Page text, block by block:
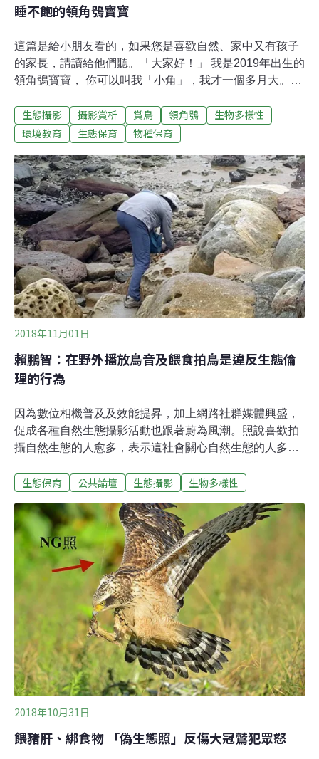
睡不飽的領角鴞寶寶
這篇是給小朋友看的，如果您是喜歡自然、家中又有孩子
的家長，請讀給他們聽。「大家好！」 我是2019年出生的
領角鴞寶寶， 你可以叫我「小角」，我才一個多月大。我
我都有哥哥姐姐誔生在這， 我的家很不錯，有許多大樹，
食物也不少， 不過有個困擾，就是每天都睡不好。你知道
的時候， 我正在吃飯、玩遊戲， 你們白天去上課的時候
呀， 就是我呼呼大睡的時候。不過，在我睡覺的時候， 總
是會有好多人來到樹下， 說是喜歡我，要拍我。擠成一團
擋住步道就算了， 一下大媽說我：「眼睛怎不睜開」 一下
大爺說：「我們一起拍手叫牠起床」 站後面的阿伯拿起手
機放了「呼呼」的叫聲⋯⋯ 另一個大叔直接用手搖樹，要
叫醒我⋯⋯我很想大叫「我─要─睡─覺！」 晚上我也得起
床上學呀！各位小朋友， 你一定也不希望在半夜睡覺時，
被叫起
生態攝影 攝影賞析 賞鳥 領角鴞
生物多樣性
環境教育
生態保育 物種保育
2018年11月01日
賴鵬智：在野外播放鳥音及餵食拍鳥是違反生態倫
理的行為
因為數位相機普及及效能提昇，加上網路社群媒體興盛，
促成各種自然生態攝影活動也跟著蔚為風潮。照說喜歡拍
攝自然生態的人愈多，表示這社會關心自然生態的人多起
或百來支攝影大小砲近距離拍攝目標鳥種，對目標鳥類就
除草斷枝顯現棲地（或巢位）或特意營造鳥兒棲立位置，
再以野外不會出現的麵包蟲引誘站立，都只為了攝得目標
鳥種與漂亮畫面。這些行為都是讓鳥兒在「非自然」的狀
態下入鏡，甚至曾經有鳥兒因為吃誘餌連釘著誘餌的珠針
都吞下而致死，無論情節輕重，都是違反了生態倫理！
「生態倫理」是什麼？直白的說，就是在自然環境中「什
麼事情可做」與「什麼事情不可做」。位於台灣北海岸的
野柳地質公園，是個突出沿岸的岬角，當東北季風吹起，
搭著風勢從北方飛千百公里遠到南方度冬的鳥，無論牠是
過境或是就要留在台灣，很多在進入台灣領空時，最先看
到
生態保育 公共論壇 生態攝影 生物多樣性
2018年10月31日
餵豬肝、綁食物 「偽生態照」反傷大冠鷲犯眾怒